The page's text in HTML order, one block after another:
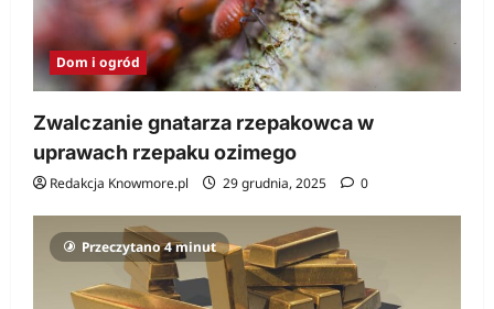
Dom i ogród
Zwalczanie gnatarza rzepakowca w
uprawach rzepaku ozimego
Redakcja Knowmore.pl 29 grudnia, 2025 0
Przeczytano 4 minut